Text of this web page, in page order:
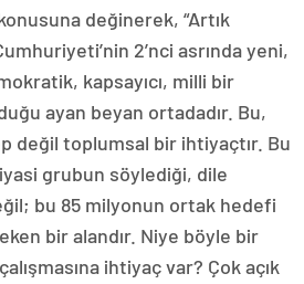
değinerek, “Artık
2’nci asrında yeni,
kapsayıcı, milli bir
ayan beyan ortadadır. Bu,
değil toplumsal bir ihtiyaçtır. Bu
grubun söylediği, dile
bu 85 milyonun ortak hedefi
bir alandır. Niye böyle bir
ihtiyaç var? Çok açık